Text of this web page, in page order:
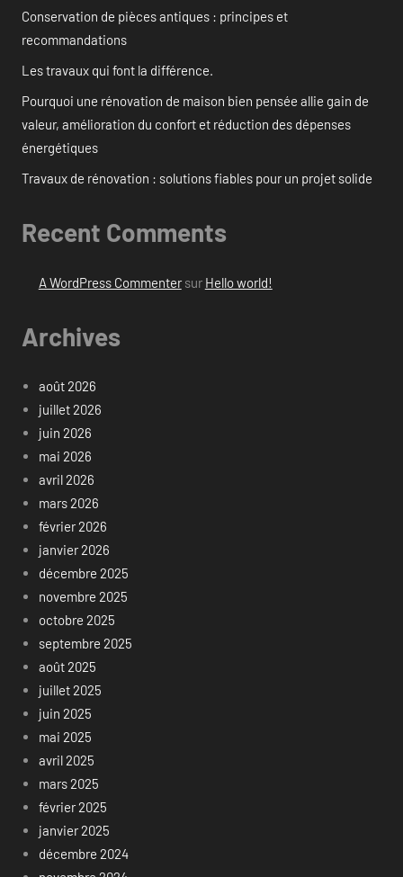
Conservation de pièces antiques : principes et
recommandations
Les travaux qui font la différence.
Pourquoi une rénovation de maison bien pensée allie gain de
valeur, amélioration du confort et réduction des dépenses
énergétiques
Travaux de rénovation : solutions fiables pour un projet solide
Recent Comments
A WordPress Commentersur Hello world!
Archives
août 2026
juillet 2026
juin 2026
mai 2026
avril 2026
mars 2026
février 2026
janvier 2026
décembre 2025
novembre 2025
octobre 2025
septembre 2025
août 2025
juillet 2025
juin 2025
mai 2025
avril 2025
mars 2025
février 2025
janvier 2025
décembre 2024